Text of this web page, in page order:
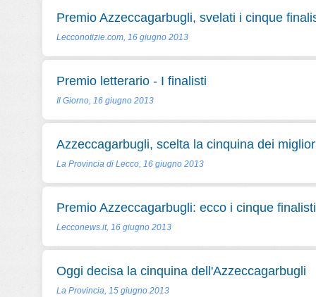
Premio Azzeccagarbugli, svelati i cinque
Lecconotizie.com, 16 giugno 2013
Premio letterario - I finalisti
Il Giorno, 16 giugno 2013
Azzeccagarbugli, scelta la cinquina dei
La Provincia di Lecco, 16 giugno 2013
Premio Azzeccagarbugli: ecco i cinque finalisti
Lecconews.it, 16 giugno 2013
Oggi decisa la cinquina dell'Azzeccagarbugli
La Provincia, 15 giugno 2013